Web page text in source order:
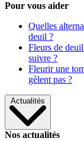
Pour vous aider
Quelles
deuil ?
Fleurs de
suivre ?
Fleurir une
gèlent pas ?
Actualités
Nos actualités